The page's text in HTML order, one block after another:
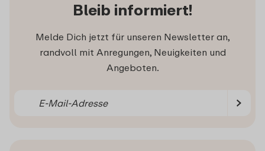
Bleib informiert!
Melde Dich jetzt für unseren Newsletter an,
randvoll mit Anregungen, Neuigkeiten und
Angeboten.